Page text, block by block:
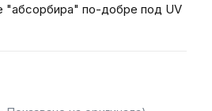
"абсорбира" по-добре под UV